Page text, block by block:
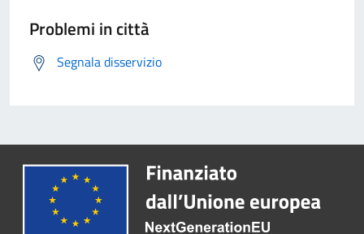
Problemi in città
Segnala disservizio